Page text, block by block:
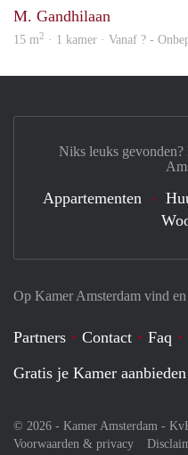
M. Gandhilaan
15 m2 · 1 kamer · Vanaf ? -
Op Kamer Amsterdam vind
Partners Contact Faq
Gratis je Kamer
© 2026 - Kamer Amsterdam -
Voorwaarden & privacy
Niks leuks gevonden?
Appartementen